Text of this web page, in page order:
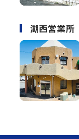
湖西営業所